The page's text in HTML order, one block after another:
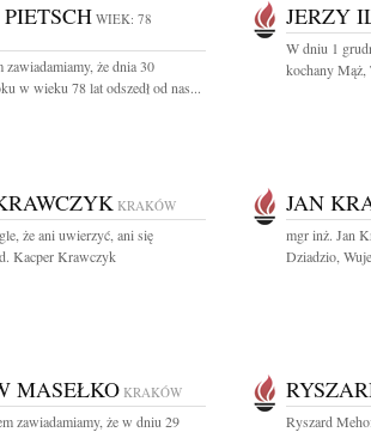
WIEK: 78
zawiadamiamy, że dnia 30
w wieku 78 lat odszedł od nas...
JERZY
W dniu 1
kochany Mąż,
KRAKÓW
że ani uwierzyć, ani się
Kacper Krawczyk
JAN
mgr inż. Jan
Dziadzio,
MASEŁKO KRAKÓW
zawiadamiamy, że w dniu 29
Ryszard